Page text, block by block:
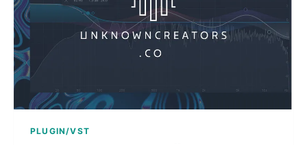
PLUGIN/VST